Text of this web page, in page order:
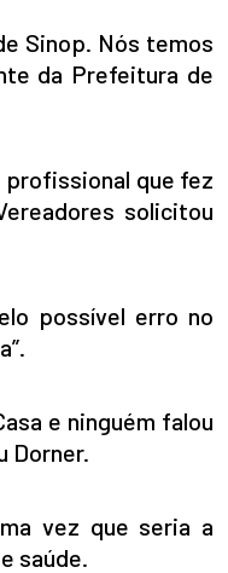
Sinop. Nós temos
da Prefeitura de
profissional que fez
solicitou
possível erro no
e ninguém falou
Dorner.
vez que seria a
saúde.